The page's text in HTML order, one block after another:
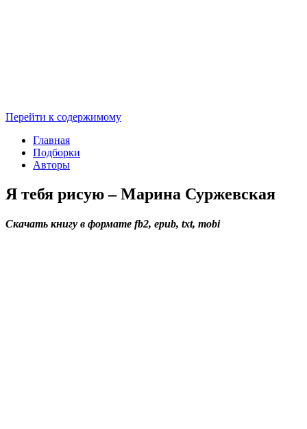
Перейти к содержимому
Главная
Подборки
Авторы
Я тебя рисую – Марина Суржевская
Скачать книгу в формате fb2, epub, txt, mobi